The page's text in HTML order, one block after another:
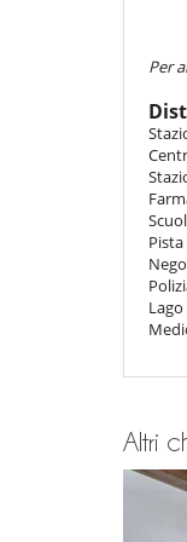
Posti
Ski
-
- Le
- La
-
-
Per
Altri